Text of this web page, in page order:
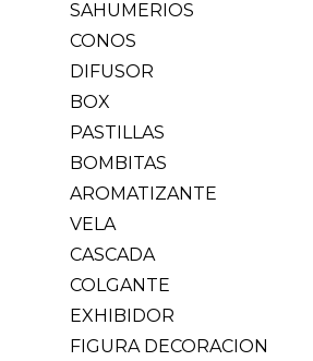
SAHUMERIOS
CONOS
DIFUSOR
BOX
PASTILLAS
BOMBITAS
AROMATIZANTE
VELA
CASCADA
COLGANTE
EXHIBIDOR
FIGURA DECORACION